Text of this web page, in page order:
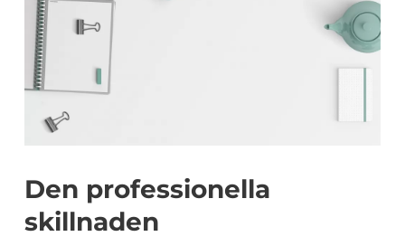
Den professionella
skillnaden